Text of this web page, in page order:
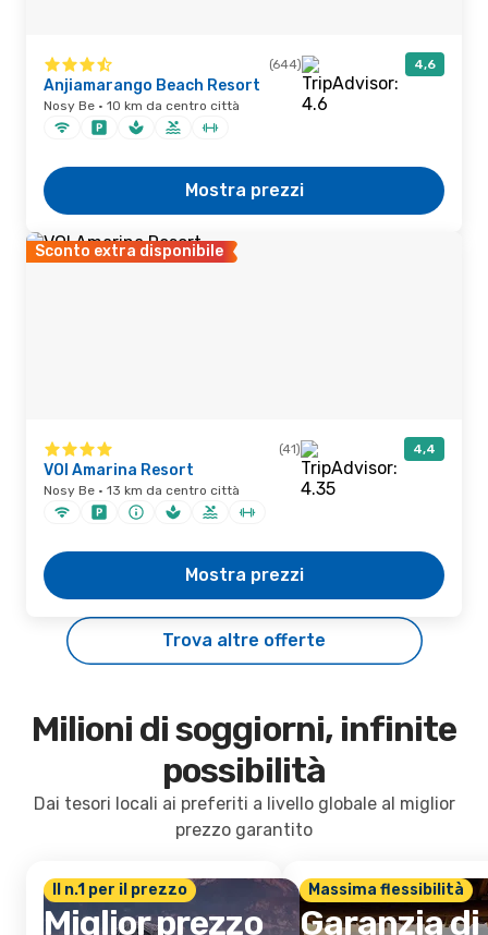
(644) 4,6
Anjiamarango Beach Resort
Nosy Be · 10 km da centro città
Mostra prezzi
Sconto extra disponibile
(41) 4,4
VOI Amarina Resort
Nosy Be · 13 km da centro città
Mostra prezzi
Trova altre offerte
Milioni di soggiorni, infinite
possibilità
Dai tesori locali ai preferiti a livello globale al miglior
prezzo garantito
Il n.1 per il prezzo
Miglior prezzo
Massima flessibilità
Garanzia di